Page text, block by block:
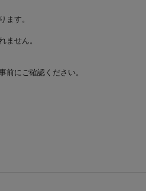
ます。
ません。
にご確認ください。